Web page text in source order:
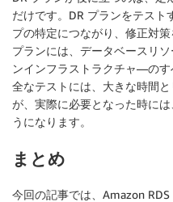
だけです。DR プランをテスト
プの特定につながり、修正対
プランには、データベースリ
ンインフラストラクチャ―の
全なテストには、大きな時間
が、実際に必要となった時に
うになります。
まとめ
今回の記事では、Amazon